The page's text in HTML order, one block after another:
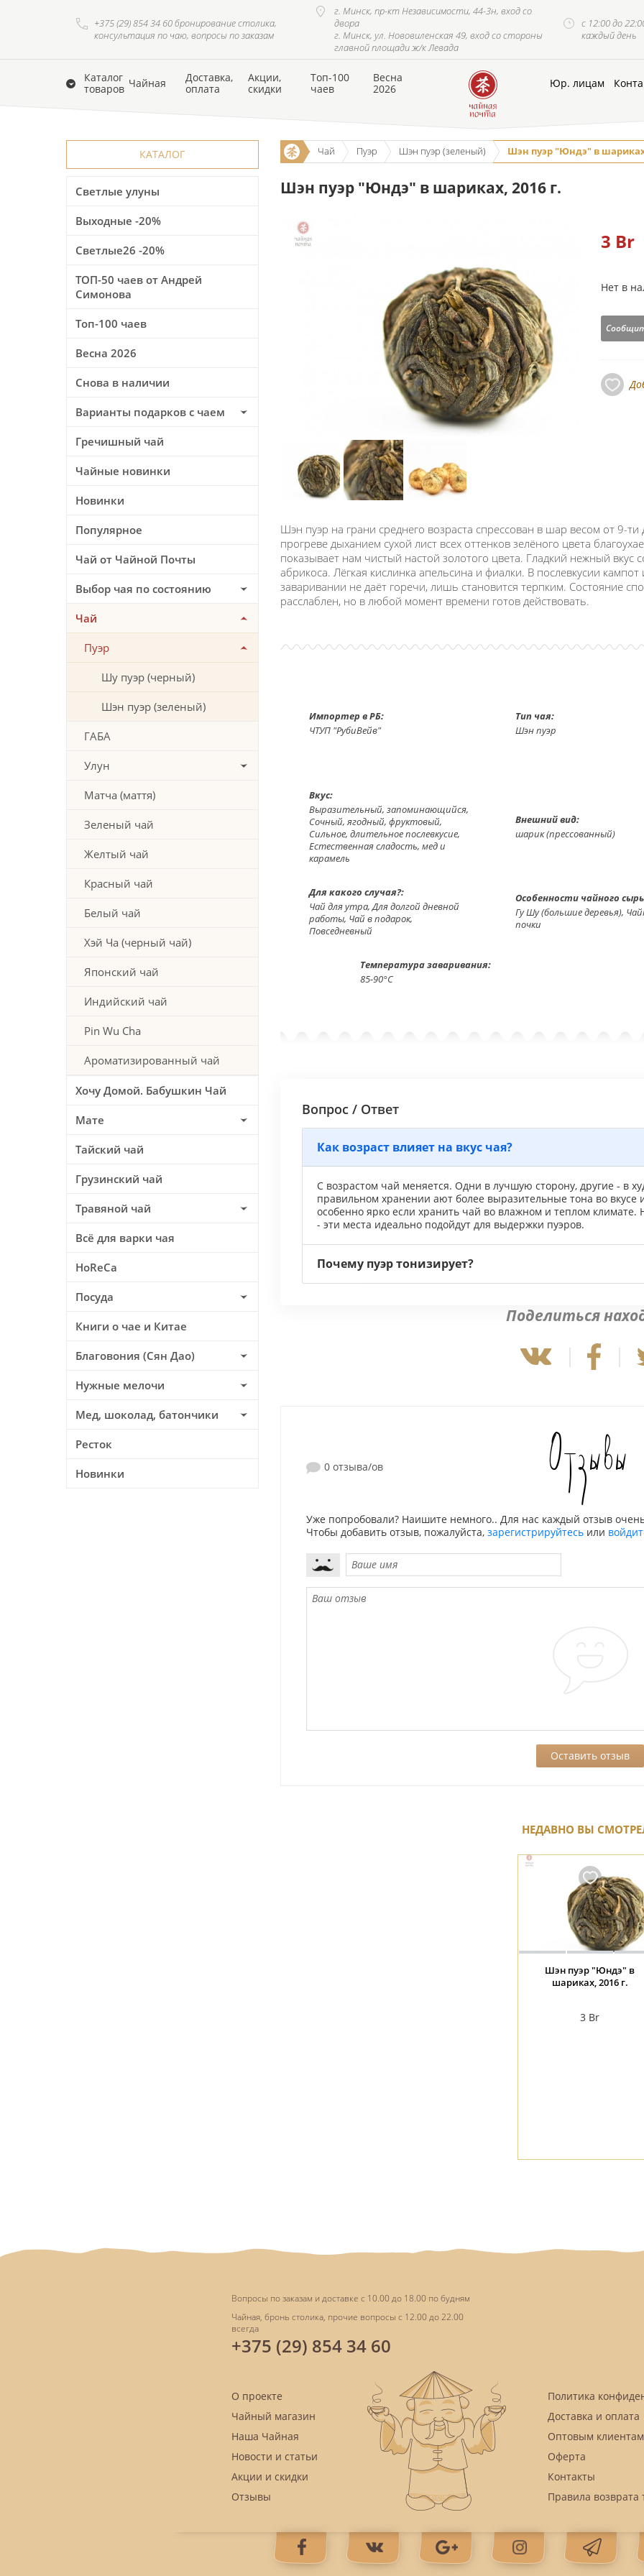
+375 (29) 854 34 60 бронирование столика,
консультация по чаю, вопросы по заказам
г. Минск, пр-кт Независимости, 44-3н, вход со
двора
г. Минск, ул. Нововиленская 49, вход со стороны
главной площади ж/к Левада
с 12:00 до
каждый день
Каталог
товаров Чайная
Доставка,
оплата
Акции,
скидки
Топ-100
чаев
Весна
2026
Юр. лицам
КАТАЛОГ
Светлые улуны
Выходные -20%
Светлые26 -20%
ТОП-50 чаев от Андрей
Симонова
Топ-100 чаев
Весна 2026
Снова в наличии
Варианты подарков с чаем
Гречишный чай
Чайные новинки
Новинки
Популярное
Чай от Чайной Почты
Выбор чая по состоянию
Чай
Пуэр
Шу пуэр (черный)
Шэн пуэр (зеленый)
ГАБА
Улун
Матча (маття)
Зеленый чай
Желтый чай
Красный чай
Белый чай
Хэй Ча (черный чай)
Японский чай
Индийский чай
Pin Wu Cha
Ароматизированный чай
Хочу Домой. Бабушкин Чай
Мате
Тайский чай
Грузинский чай
Травяной чай
Всё для варки чая
HoReCa
Посуда
Книги о чае и Китае
Благовония (Сян Дао)
Нужные мелочи
Мед, шоколад, батончики
Ресток
Новинки
Чай Пуэр Шэн пуэр (зеленый) Шэн пуэр "Юндэ" в
Шэн пуэр "Юндэ" в шариках, 2016 г.
3 Br
Нет в
Шэн пуэр на грани среднего возраста спрессован в шар весом от 9-
прогреве дыханием сухой лист всех оттенков зелёного цвета
показывает нам чистый настой золотого цвета. Гладкий нежный
абрикоса. Лёгкая кислинка апельсина и фиалки. В послевкусии
заваривании не даёт горечи, лишь становится терпким. Состояние
расслаблен, но в любой момент времени готов действовать.
Импортер в РБ:
ЧТУП "РубиВейв"
Тип чая:
Шэн пуэр
Вкус:
Выразительный, запоминающийся,
Сочный, ягодный, фруктовый,
Сильное, длительное послевкусие,
Естественная сладость, мед и
карамель
Внешний вид:
шарик (прессованный)
Для какого случая?:
Чай для утра, Для долгой дневной
работы, Чай в подарок,
Повседневный
Особенности чайного
Гу Шу (большие деревья),
почки
Температура заваривания:
85-90°С
Вопрос / Ответ
Как возраст влияет на вкус чая?
С возрастом чай меняется. Одни в лучшую сторону, другие - в
правильном хранении ают более выразительные тона во вкусе
особенно ярко если хранить чай во влажном и теплом
- эти места идеально подойдут для выдержки пуэров.
Почему пуэр тонизирует?
Поделиться
0 отзыва/ов Отзывы
Уже попробовали? Наишите немного.. Для нас каждый отзыв
Чтобы добавить отзыв, пожалуйста, зарегистрируйтесьили
НЕДАВНО ВЫ
Шэн пуэр "Юндэ" в
шариках, 2016 г.
3 Br
Вопросы по заказам и доставке с 10.00 до 18.00 по будням
Чайная, бронь столика, прочие вопросы с 12.00 до 22.00
всегда
+375 (29) 854 34 60
О проекте
Чайный магазин
Наша Чайная
Новости и статьи
Акции и скидки
Отзывы
Политика
Доставка и оплата
Оптовым клиентам
Оферта
Контакты
Правила возврата